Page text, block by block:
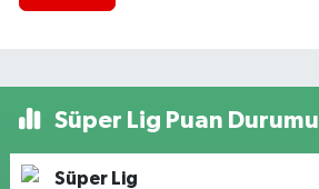
Süper Lig Puan Durumu
Süper Lig